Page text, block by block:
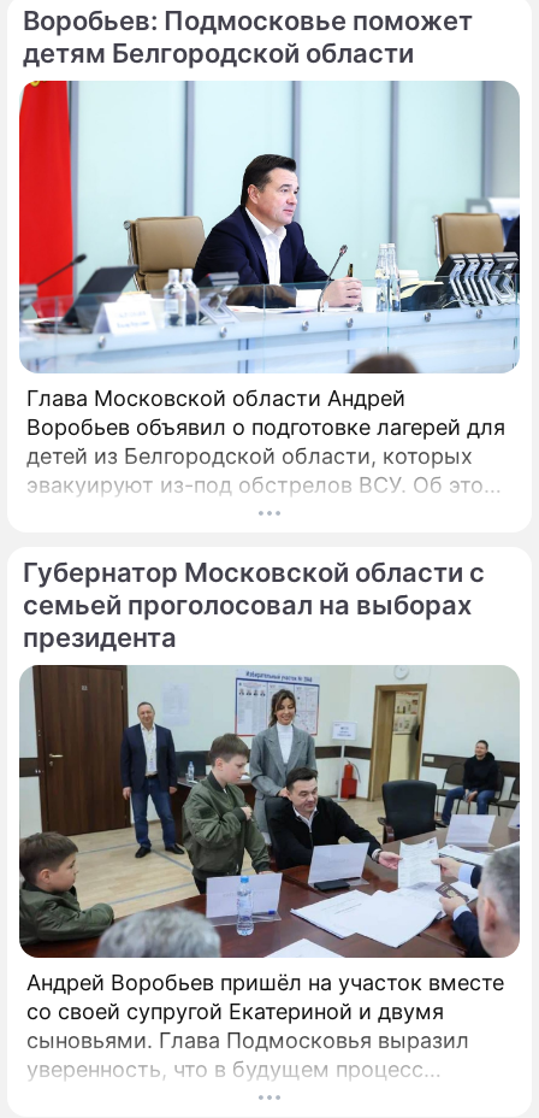
промышленных отходов "Красный Бор".
Воробьев: Подмосковье поможет
детям Белгородской области
Глава Московской области Андрей
Воробьев объявил о подготовке лагерей для
детей из Белгородской области, которых
эвакуируют из-под обстрелов ВСУ. Об этом
говорится в сообщении, распространенном
Подмосковья. «Мы не можем оставаться в
стороне.
Губернатор Московской области с
семьей проголосовал на выборах
президента
Андрей Воробьев пришёл на участок вместе
со своей супругой Екатериной и двумя
сыновьями. Глава Подмосковья выразил
уверенность, что в будущем процесс
голосования продолжит